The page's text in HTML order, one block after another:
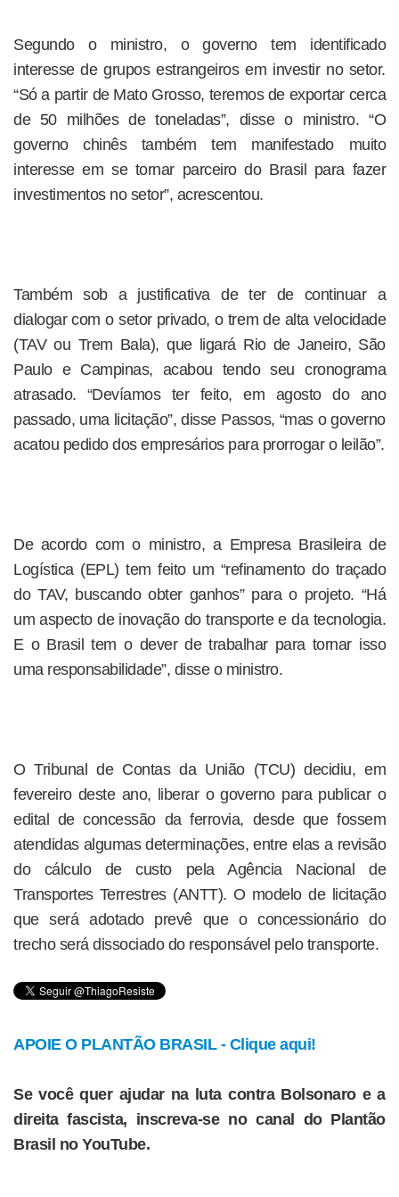
Segundo o ministro, o governo tem identificado
interesse de grupos estrangeiros em investir no setor.
“Só a partir de Mato Grosso, teremos de exportar cerca
de 50 milhões de toneladas”, disse o ministro. “O
governo chinês também tem manifestado muito
interesse em se tornar parceiro do Brasil para fazer
investimentos no setor”, acrescentou.
Também sob a justificativa de ter de continuar a
dialogar com o setor privado, o trem de alta velocidade
(TAV ou Trem Bala), que ligará Rio de Janeiro, São
Paulo e Campinas, acabou tendo seu cronograma
atrasado. “Devíamos ter feito, em agosto do ano
passado, uma licitação”, disse Passos, “mas o governo
acatou pedido dos empresários para prorrogar o leilão”.
De acordo com o ministro, a Empresa Brasileira de
Logística (EPL) tem feito um “refinamento do traçado
do TAV, buscando obter ganhos” para o projeto. “Há
um aspecto de inovação do transporte e da tecnologia.
E o Brasil tem o dever de trabalhar para tornar isso
uma responsabilidade”, disse o ministro.
O Tribunal de Contas da União (TCU) decidiu, em
fevereiro deste ano, liberar o governo para publicar o
edital de concessão da ferrovia, desde que fossem
atendidas algumas determinações, entre elas a revisão
do cálculo de custo pela Agência Nacional de
Transportes Terrestres (ANTT). O modelo de licitação
que será adotado prevê que o concessionário do
trecho será dissociado do responsável pelo transporte.
APOIE O PLANTÃO BRASIL - Clique aqui!
Se você quer ajudar na luta contra Bolsonaro e a
direita fascista, inscreva-se no canal do Plantão
Brasil no YouTube.